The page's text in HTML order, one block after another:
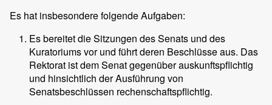
Es hat insbesondere folgende Aufgaben:
Es bereitet die Sitzungen des Senats und des
Kuratoriums vor und führt deren Beschlüsse aus. Das
Rektorat ist dem Senat gegenüber auskunftspflichtig
und hinsichtlich der Ausführung von
Senatsbeschlüssen rechenschaftspflichtig.